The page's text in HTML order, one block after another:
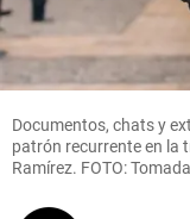
Documentos, chats y
patrón recurrente en la
Ramírez. FOTO: